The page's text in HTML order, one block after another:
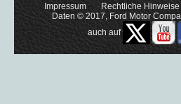
Impressum Rechtliche Hinweise
Daten © 2017, Ford Motor
auch auf